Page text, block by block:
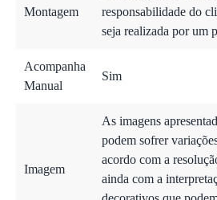
Montagem
responsabilidade do
seja realizada por um
Acompanha
Manual
Sim
Imagem
As imagens
podem sofrer
acordo com a
ainda com a